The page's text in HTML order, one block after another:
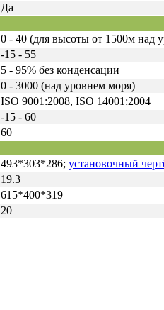
Да
0 - 40 (для высоты от 1500м над
-15 - 55
5 - 95% без конденсации
0 - 3000 (над уровнем моря)
ISO 9001:2008, ISO 14001:2004
-15 - 60
60
493*303*286; установочный
19.3
615*400*319
20